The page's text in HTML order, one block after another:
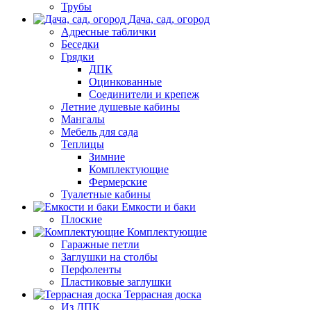
Трубы
Дача, сад, огород
Адресные таблички
Беседки
Грядки
ДПК
Оцинкованные
Соединители и крепеж
Летние душевые кабины
Мангалы
Мебель для сада
Теплицы
Зимние
Комплектующие
Фермерские
Туалетные кабины
Емкости и баки
Плоские
Комплектующие
Гаражные петли
Заглушки на столбы
Перфоленты
Пластиковые заглушки
Террасная доска
Из ДПК